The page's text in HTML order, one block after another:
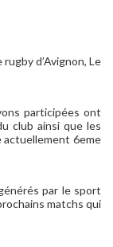
d’Avignon, Le
participées ont
club ainsi que les
actuellement 6eme
par le sport
matchs qui